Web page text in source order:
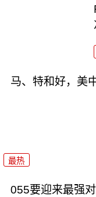
马、特和好，美
最热
055要迎来最强